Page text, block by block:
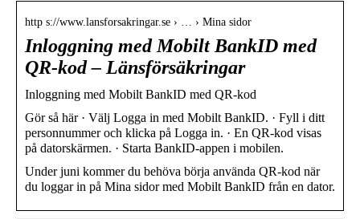
http s://www.lansforsakringar.se › … › Mina sidor
Inloggning med Mobilt BankID med
QR-kod – Länsförsäkringar
Inloggning med Mobilt BankID med QR-kod
Gör så här · Välj Logga in med Mobilt BankID. · Fyll i ditt
personnummer och klicka på Logga in. · En QR-kod visas
på datorskärmen. · Starta BankID-appen i mobilen.
Under juni kommer du behöva börja använda QR-kod när
du loggar in på Mina sidor med Mobilt BankID från en dator.